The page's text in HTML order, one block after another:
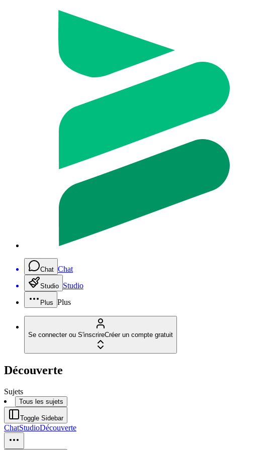
Chat Chat
Studio Studio
Plus Plus
Se connecter ou S'inscrireCréer un compte gratuit
Découverte
Sujets
Tous les sujets
Toggle Sidebar
ChatStudioDécouverte